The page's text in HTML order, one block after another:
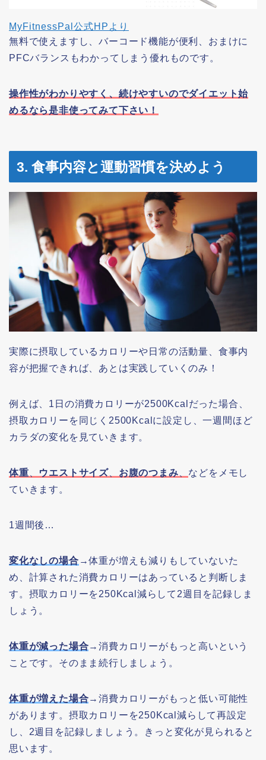
MyFitnessPal公式HPより
無料で使えますし、バーコード機能が便利、おまけに
PFCバランスもわかってしまう優れものです。
操作性がわかりやすく、続けやすいのでダイエット始
めるなら是非使ってみて下さい！
3. 食事内容と運動習慣を決めよう
実際に摂取しているカロリーや日常の活動量、食事内
容が把握できれば、あとは実践していくのみ！
例えば、1日の消費カロリーが2500Kcalだった場合、
摂取カロリーを同じく2500Kcalに設定し、一週間ほど
カラダの変化を見ていきます。
体重 ウエストサイズ お腹のつまみ
などをメモし
ていきます。
1週間後…
変化なしの場合 →体重が増えも減りもしていないた
め、計算された消費カロリーはあっていると判断しま
す。摂取カロリーを250Kcal減らして2週目を記録しま
しょう。
体重が減った場合→消費カロリーがもっと高いという
ことです。そのまま続行しましょう。
体重が増えた場合→消費カロリーがもっと低い可能性
があります。摂取カロリーを250Kcal減らして再設定
し、2週目を記録しましょう。きっと変化が見られると
思います。